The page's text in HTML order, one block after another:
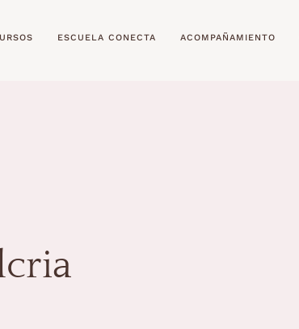
ESCUELA CONECTA ACOMPAÑAMIENTO